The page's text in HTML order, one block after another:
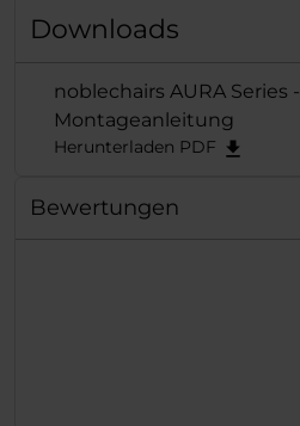
Downloads
noblechairs AURA Series -
Montageanleitung
Herunterladen PDF
Bewertungen